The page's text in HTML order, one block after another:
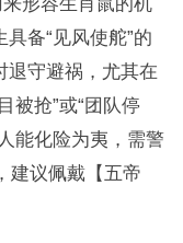
备“见风使舵”的
退守避祸，尤其在
被抢”或“团队停
能化险为夷，需警
建议佩戴【五帝